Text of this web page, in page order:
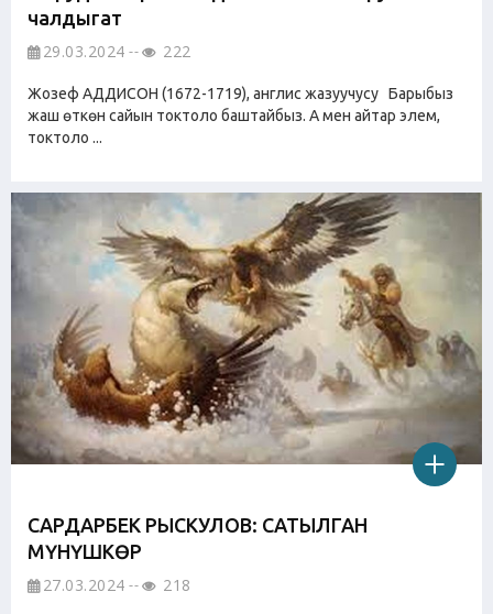
чалдыгат
29.03.2024 222
Жозеф АДДИСОН (1672-1719), англис жазуучусу Барыбыз
жаш өткөн сайын токтоло баштайбыз. А мен айтар элем,
токтоло ...
САРДАРБЕК РЫСКУЛОВ: САТЫЛГАН
МҮНҮШКӨР
27.03.2024 218